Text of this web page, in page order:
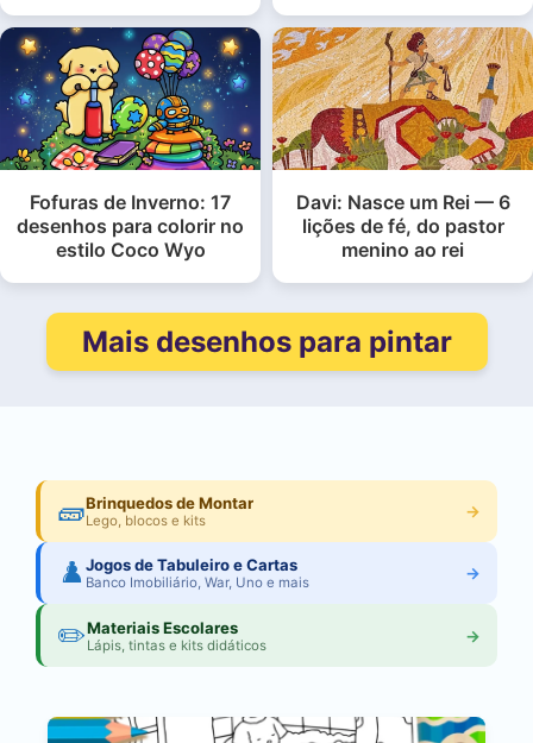
Fofuras de Inverno: 17
desenhos para colorir no
estilo Coco Wyo
Davi: Nasce um Rei — 6
lições de fé, do pastor
menino ao rei
Mais desenhos para pintar
🧱Brinquedos de Montar
Lego, blocos e kits →
♟️Jogos de Tabuleiro e Cartas
Banco Imobiliário, War, Uno e mais →
✏️Materiais Escolares
Lápis, tintas e kits didáticos →